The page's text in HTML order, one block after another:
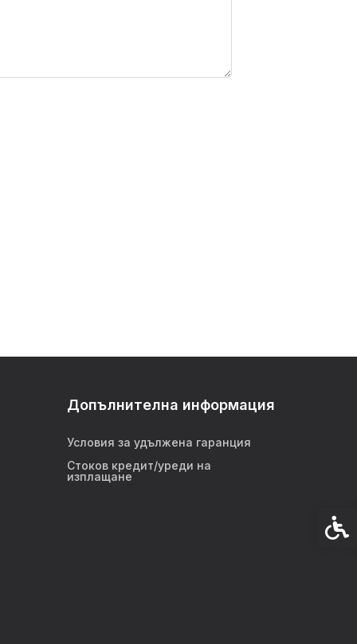
Допълнителна информация
Условия за удължена гаранция
Стоков кредит/уреди на
изплащане